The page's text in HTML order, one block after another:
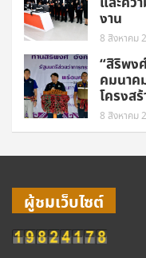
งาน
8 สิงหาคม
“สิริพง
คมนาค
โครงส
8 สิงหาคม
ผู้ชมเว็บไซต์